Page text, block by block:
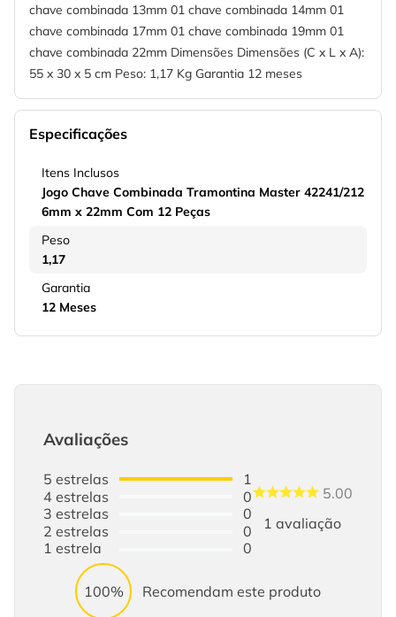
chave combinada 13mm 01 chave combinada 14mm 01
chave combinada 17mm 01 chave combinada 19mm 01
chave combinada 22mm Dimensões Dimensões (C x L x A):
55 x 30 x 5 cm Peso: 1,17 Kg Garantia 12 meses
Especificações
Itens Inclusos
Jogo Chave Combinada Tramontina Master 42241/212
6mm x 22mm Com 12 Peças
Peso
1,17
Garantia
12 Meses
Avaliações
5estrelas
4estrelas
3estrelas
2estrelas
1estrela
1
0
0
0
0
5.00
1avaliação
100% Recomendam este produto